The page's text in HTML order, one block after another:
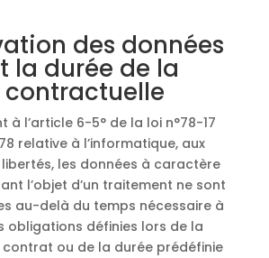
des données
la durée de la
à l’article 6-5° de la loi n°78-17
relative à l’informatique, aux
les données à caractère
l’objet d’un traitement ne sont
au-delà du temps nécessaire à
obligations définies lors de la
ou de la durée prédéfinie